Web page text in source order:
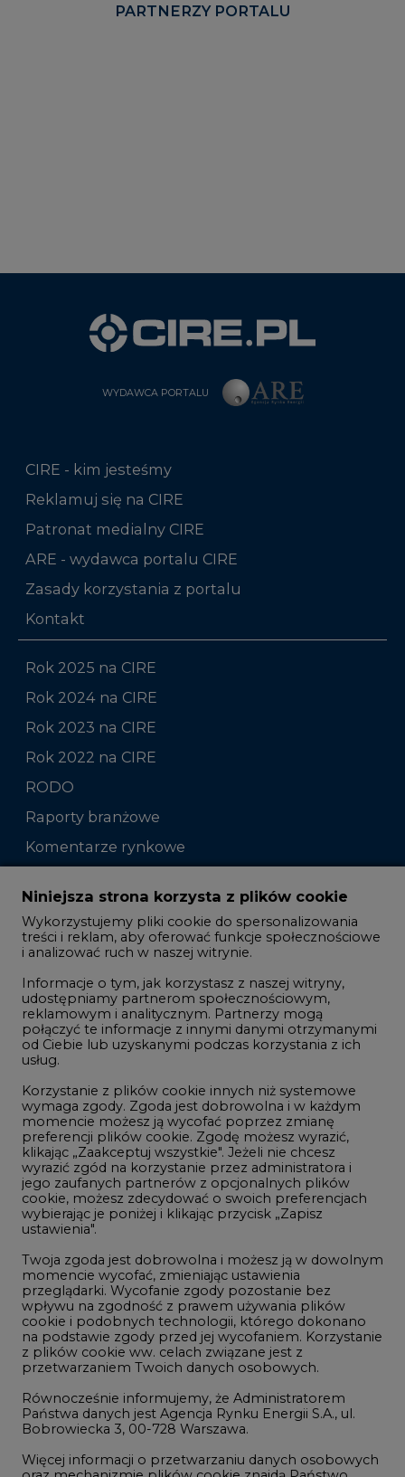
PARTNERZY PORTALU
WYDAWCA PORTALU
CIRE - kim jesteśmy
Reklamuj się na CIRE
Patronat medialny CIRE
ARE - wydawca portalu CIRE
Zasady korzystania z portalu
Kontakt
Rok 2025 na CIRE
Rok 2024 na CIRE
Rok 2023 na CIRE
Rok 2022 na CIRE
RODO
Raporty branżowe
Komentarze rynkowe
Zmiany kadrowe na rynku
Studio CIRE
Rozmowy o energetyce
Gospodarka
Geopolityka
LTE450
Innowacje i AI
Telekomunikacja i IT
Handel emisjami CO2
Wodór
Górnictwo
Atom
Fotowoltaika
Offshore wind
Zielone samorządy
Zielona gospodarka
Niniejsza strona korzysta z plików cookie
Wykorzystujemy pliki cookie do spersonalizowania
treści i reklam, aby oferować funkcje społecznościowe
i analizować ruch w naszej witrynie.
Informacje o tym, jak korzystasz z naszej witryny,
udostępniamy partnerom społecznościowym,
reklamowym i analitycznym. Partnerzy mogą
połączyć te informacje z innymi danymi otrzymanymi
od Ciebie lub uzyskanymi podczas korzystania z ich
usług.
Korzystanie z plików cookie innych niż systemowe
wymaga zgody. Zgoda jest dobrowolna i w każdym
momencie możesz ją wycofać poprzez zmianę
preferencji plików cookie. Zgodę możesz wyrazić,
klikając „Zaakceptuj wszystkie". Jeżeli nie chcesz
wyrazić zgód na korzystanie przez administratora i
jego zaufanych partnerów z opcjonalnych plików
cookie, możesz zdecydować o swoich preferencjach
wybierając je poniżej i klikając przycisk „Zapisz
ustawienia".
Twoja zgoda jest dobrowolna i możesz ją w dowolnym
momencie wycofać, zmieniając ustawienia
przeglądarki. Wycofanie zgody pozostanie bez
wpływu na zgodność z prawem używania plików
cookie i podobnych technologii, którego dokonano
na podstawie zgody przed jej wycofaniem. Korzystanie
z plików cookie ww. celach związane jest z
przetwarzaniem Twoich danych osobowych.
Równocześnie informujemy, że Administratorem
Państwa danych jest Agencja Rynku Energii S.A., ul.
Bobrowiecka 3, 00-728 Warszawa.
Więcej informacji o przetwarzaniu danych osobowych